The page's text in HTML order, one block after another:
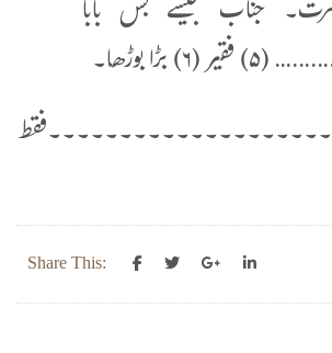
بڑا بوڑھا۔
Share This: